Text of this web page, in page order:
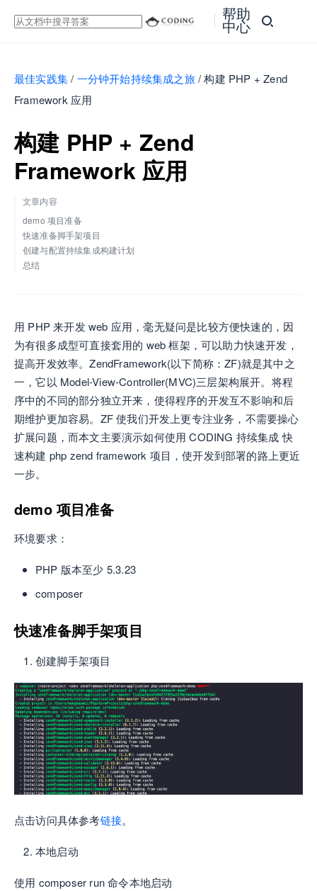
帮助
中心
最佳实践集/ 一分钟开始持续集成之旅 /构建 PHP + Zend
Framework 应用
构建 PHP + Zend
Framework 应用
文章内容
demo 项目准备
快速准备脚手架项目
创建与配置持续集成构建计划
总结
用 PHP 来开发 web 应用，毫无疑问是比较方便快速的，因
为有很多成型可直接套用的 web 框架，可以助力快速开发，
提高开发效率。ZendFramework(以下简称：ZF)就是其中之
一，它以 Model-View-Controller(MVC)三层架构展开。将程
序中的不同的部分独立开来，使得程序的开发互不影响和后
期维护更加容易。ZF 使我们开发上更专注业务，不需要操心
扩展问题，而本文主要演示如何使用 CODING 持续集成 快
速构建 php zend framework 项目，使开发到部署的路上更近
一步。
demo 项目准备
环境要求：
PHP 版本至少 5.3.23
composer
快速准备脚手架项目
创建脚手架项目
点击访问具体参考链接。
本地启动
使用 composer run 命令本地启动